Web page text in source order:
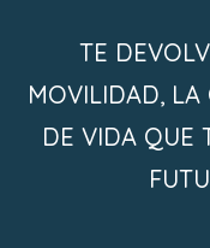
TE
MOVILIDAD,
DE VIDA QUE